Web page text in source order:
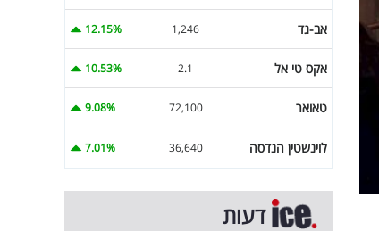
אב-גד 1,246
12.15%
אקס טי אל 2.1
10.53%
טאואר 72,100
9.08%
לוינשטין הנדסה 36,640
7.01%
דעות